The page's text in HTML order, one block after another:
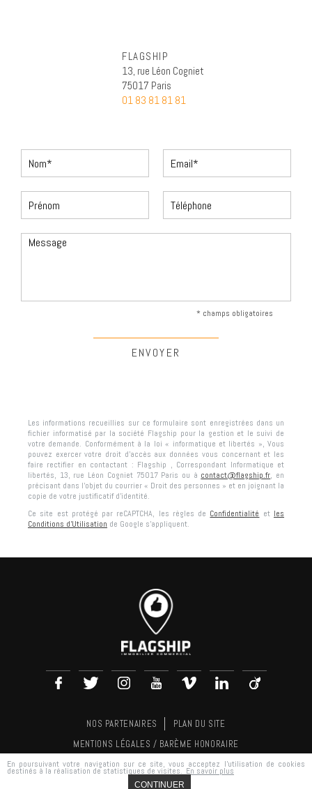
FLAGSHIP
13, rue Léon Cogniet
75017 Paris
01 83 81 81 81
* champs obligatoires
Les informations recueillies sur ce formulaire sont enregistrées dans un
fichier informatisé par la société Flagship pour la gestion et le suivi de
votre demande. Conformément à la loi « informatique et libertés », Vous
pouvez exercer votre droit d'accès aux données vous concernant et les
faire rectifier en contactant : Flagship , Correspondant Informatique et
libertés, 13, rue Léon Cogniet 75017 Paris ou à contact@flagship.fr, en
précisant dans l’objet du courrier « Droit des personnes » et en joignant la
copie de votre justificatif d’identité.
Ce site est protégé par reCAPTCHA, les règles de Confidentialité et les
Conditions d'Utilisation de Google s'appliquent.
NOS PARTENAIRES
PLAN DU SITE
MENTIONS LÉGALES / BARÈME HONORAIRE
RÉALISATIONAGENCE PLUS
En poursuivant votre navigation sur ce site, vous acceptez l'utilisation de cookies
destinés à la réalisation de statistiques de visites. En savoir plus